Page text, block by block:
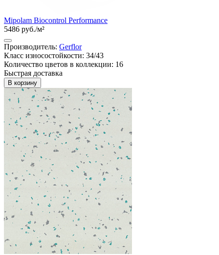
Mipolam Biocontrol Performance
5486 руб./м²
Производитель: Gerflor
Класс износостойкости: 34/43
Количество цветов в коллекции: 16
Быстрая доставка
В корзину